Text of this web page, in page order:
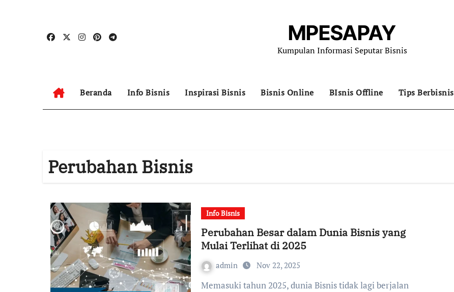
MPESAPAY
Kumpulan Informasi Seputar Bisnis
Beranda Info Bisnis Inspirasi Bisnis Bisnis Online BIsnis Offline Tips Berbisnis
Perubahan Bisnis
Info Bisnis
Perubahan Besar dalam Dunia Bisnis yang
Mulai Terlihat di 2025
admin Nov 22, 2025
Memasuki tahun 2025, dunia Bisnis tidak lagi berjalan